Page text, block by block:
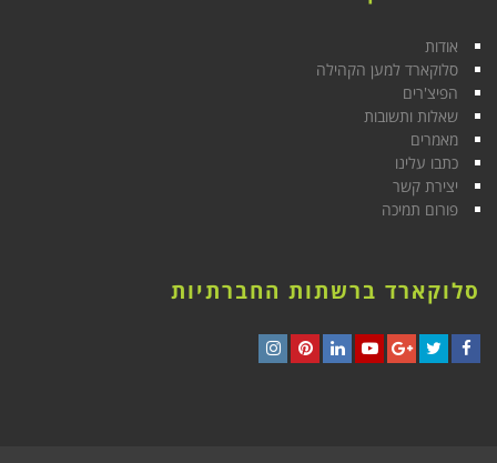
אודות
סלוקארד למען הקהילה
הפיצ'רים
שאלות ותשובות
מאמרים
כתבו עלינו
יצירת קשר
פורום תמיכה
סלוקארד ברשתות החברתיות